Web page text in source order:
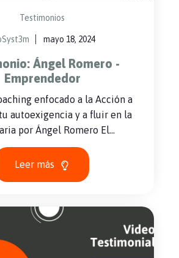
Testimonios
mayo 18, 2024
Ángel Romero -
Emprendedor
enfocado a la Acción a
autoexigencia y a fluir en la
por Ángel Romero El...
Leer más